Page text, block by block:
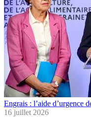
Engrais : l’aide d’urgence
16 juillet 2026